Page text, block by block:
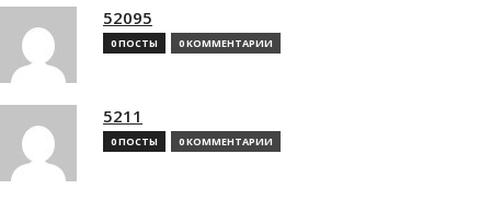
52095
0 ПОСТЫ 0 КОММЕНТАРИИ
5211
0 ПОСТЫ 0 КОММЕНТАРИИ